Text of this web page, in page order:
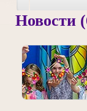
Новости